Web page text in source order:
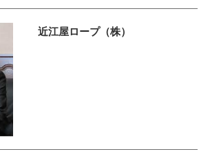
近江屋ロープ（株）